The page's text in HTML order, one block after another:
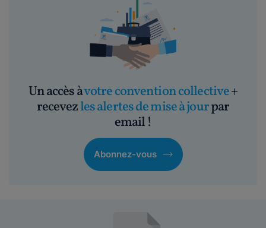
Un accès àvotre convention collective+
recevezles alertes de mise à jourpar
email !
Abonnez-vous